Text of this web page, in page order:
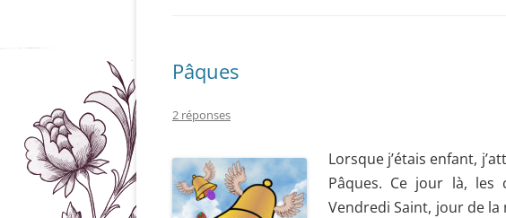
Pâques
2 réponses
Lorsque j’étais enfant,
Pâques. Ce jour là, les
Vendredi Saint, jour de